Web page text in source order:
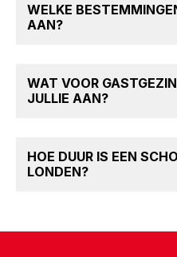
WELKE
AAN?
WAT VOOR
JULLIE AAN?
HOE DUUR IS EEN
LONDEN?